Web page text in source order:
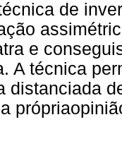
de
e
A técnica
distanciada